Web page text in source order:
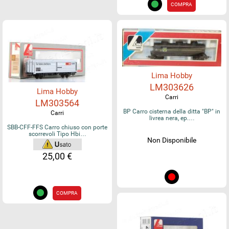
COMPRA
Lima Hobby
LM303564
Carri
SBB-CFF-FFS Carro chiuso con porte
scorrevoli Tipo Hbi…
25,00 €
COMPRA
Lima Hobby
LM303626
Carri
BP Carro cisterna della ditta "BP" in
livrea nera, ep.…
Non Disponibile